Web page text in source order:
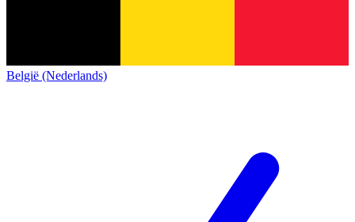
België (Nederlands)